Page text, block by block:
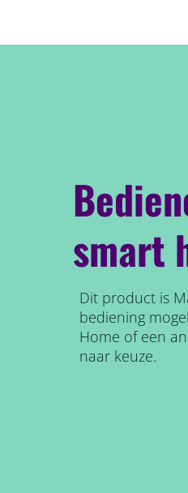
smart
Dit product is
bediening
Home of een
naar keuze.